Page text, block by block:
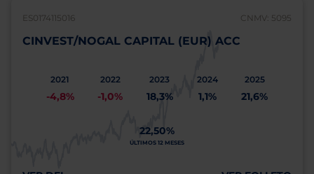
ES0174115016 CNMV: 5095
CINVEST/NOGAL CAPITAL (EUR) ACC
2021
-4,8%
2022
-1,0%
2023
18,3%
2024
1,1%
2025
21,6%
22,50%
ÚLTIMOS 12 MESES